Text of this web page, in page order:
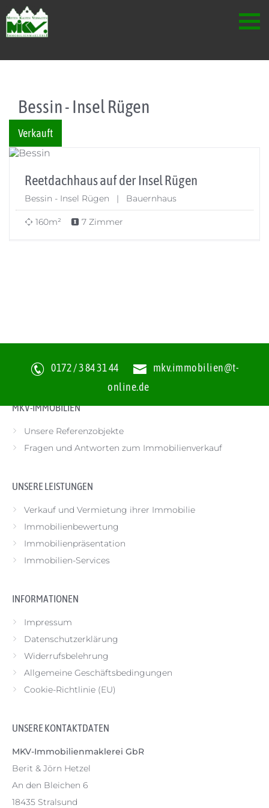
Skip to content
Bessin - Insel Rügen
Verkauft
Reetdachhaus auf der Insel Rügen
Bessin - Insel Rügen | Bauernhaus
160m² 7 Zimmer
0172 / 3 84 31 44
mkv.immobilien@t-
online.de
Referenzen> Bessin - Insel Rügen
MKV-IMMOBILIEN
Unsere Referenzobjekte
Fragen und Antworten zum Immobilienverkauf
UNSERE LEISTUNGEN
Verkauf und Vermietung ihrer Immobilie
Immobilienbewertung
Immobilienpräsentation
Immobilien-Services
INFORMATIONEN
Impressum
Datenschutzerklärung
Widerrufsbelehrung
Allgemeine Geschäftsbedingungen
Cookie-Richtlinie (EU)
UNSERE KONTAKTDATEN
MKV-Immobilienmaklerei GbR
Berit & Jörn Hetzel
An den Bleichen 6
18435 Stralsund